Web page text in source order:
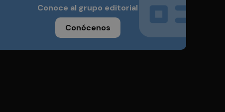
Conoce al grupo editorial
Conócenos